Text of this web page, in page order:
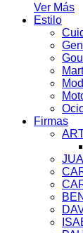
Ver Más
Estilo
Firmas